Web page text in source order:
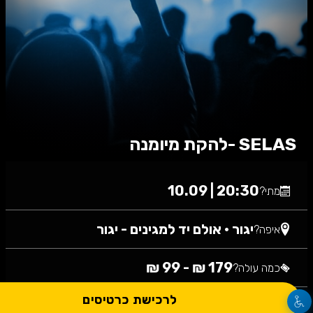
SELAS -להקת מיומנה
מתי?20:30 | 10.09
איפה?יגור • אולם יד למגינים - יגור
כמה עולה?179 ₪ - 99 ₪
לרכישת כרטיסים